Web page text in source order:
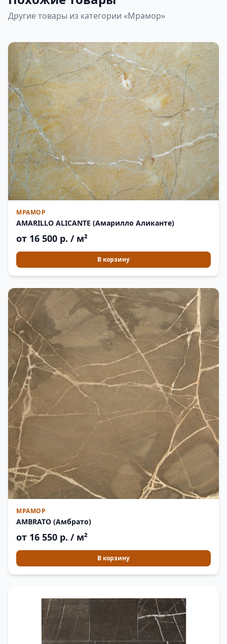
Другие товары из категории «Мрамор»
МРАМОР
AMARILLO ALICANTE (Амарилло Аликанте)
от 16 500 р. / м²
В корзину
МРАМОР
AMBRATO (Амбрато)
от 16 550 р. / м²
В корзину